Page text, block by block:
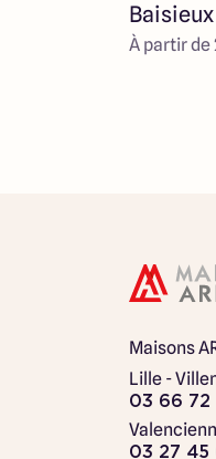
À partir
Maisons
Lille -
03 66 72
03 27 45